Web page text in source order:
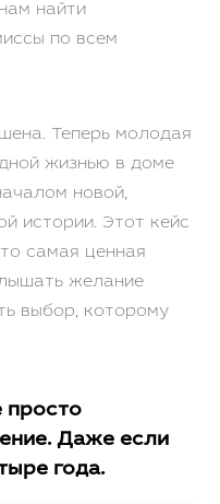
найти
по всем
Теперь молодая
жизнью в доме
новой,
истории. Этот кейс
самая ценная
желание
выбор, которому
просто
Даже если
года.